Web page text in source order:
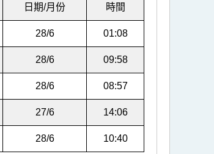
日期/月份 時間
28/6 01:08
28/6 09:58
28/6 08:57
27/6 14:06
28/6 10:40